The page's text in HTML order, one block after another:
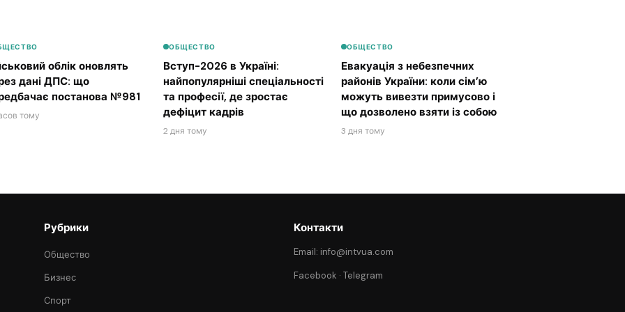
облік оновлять
дані ДПС: що
постанова №981
тому
ОБЩЕСТВО
Вступ-2026 в Україні:
найпопулярніші спеціальності
та професії, де зростає
дефіцит кадрів
2 дня тому
ОБЩЕСТВО
Евакуація з небезпечних
районів України: коли сім’ю
можуть вивезти примусово і
що дозволено взяти із собою
3 дня тому
Рубрики
Общество
Бизнес
Спорт
Контакти
Email: info@intvua.com
Facebook ·Telegram